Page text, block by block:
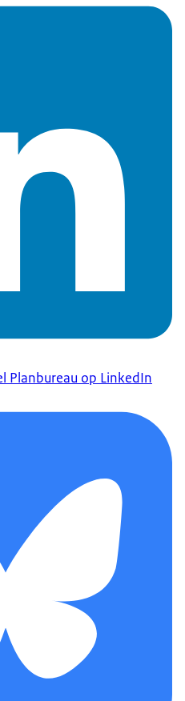
Planbureau op LinkedIn